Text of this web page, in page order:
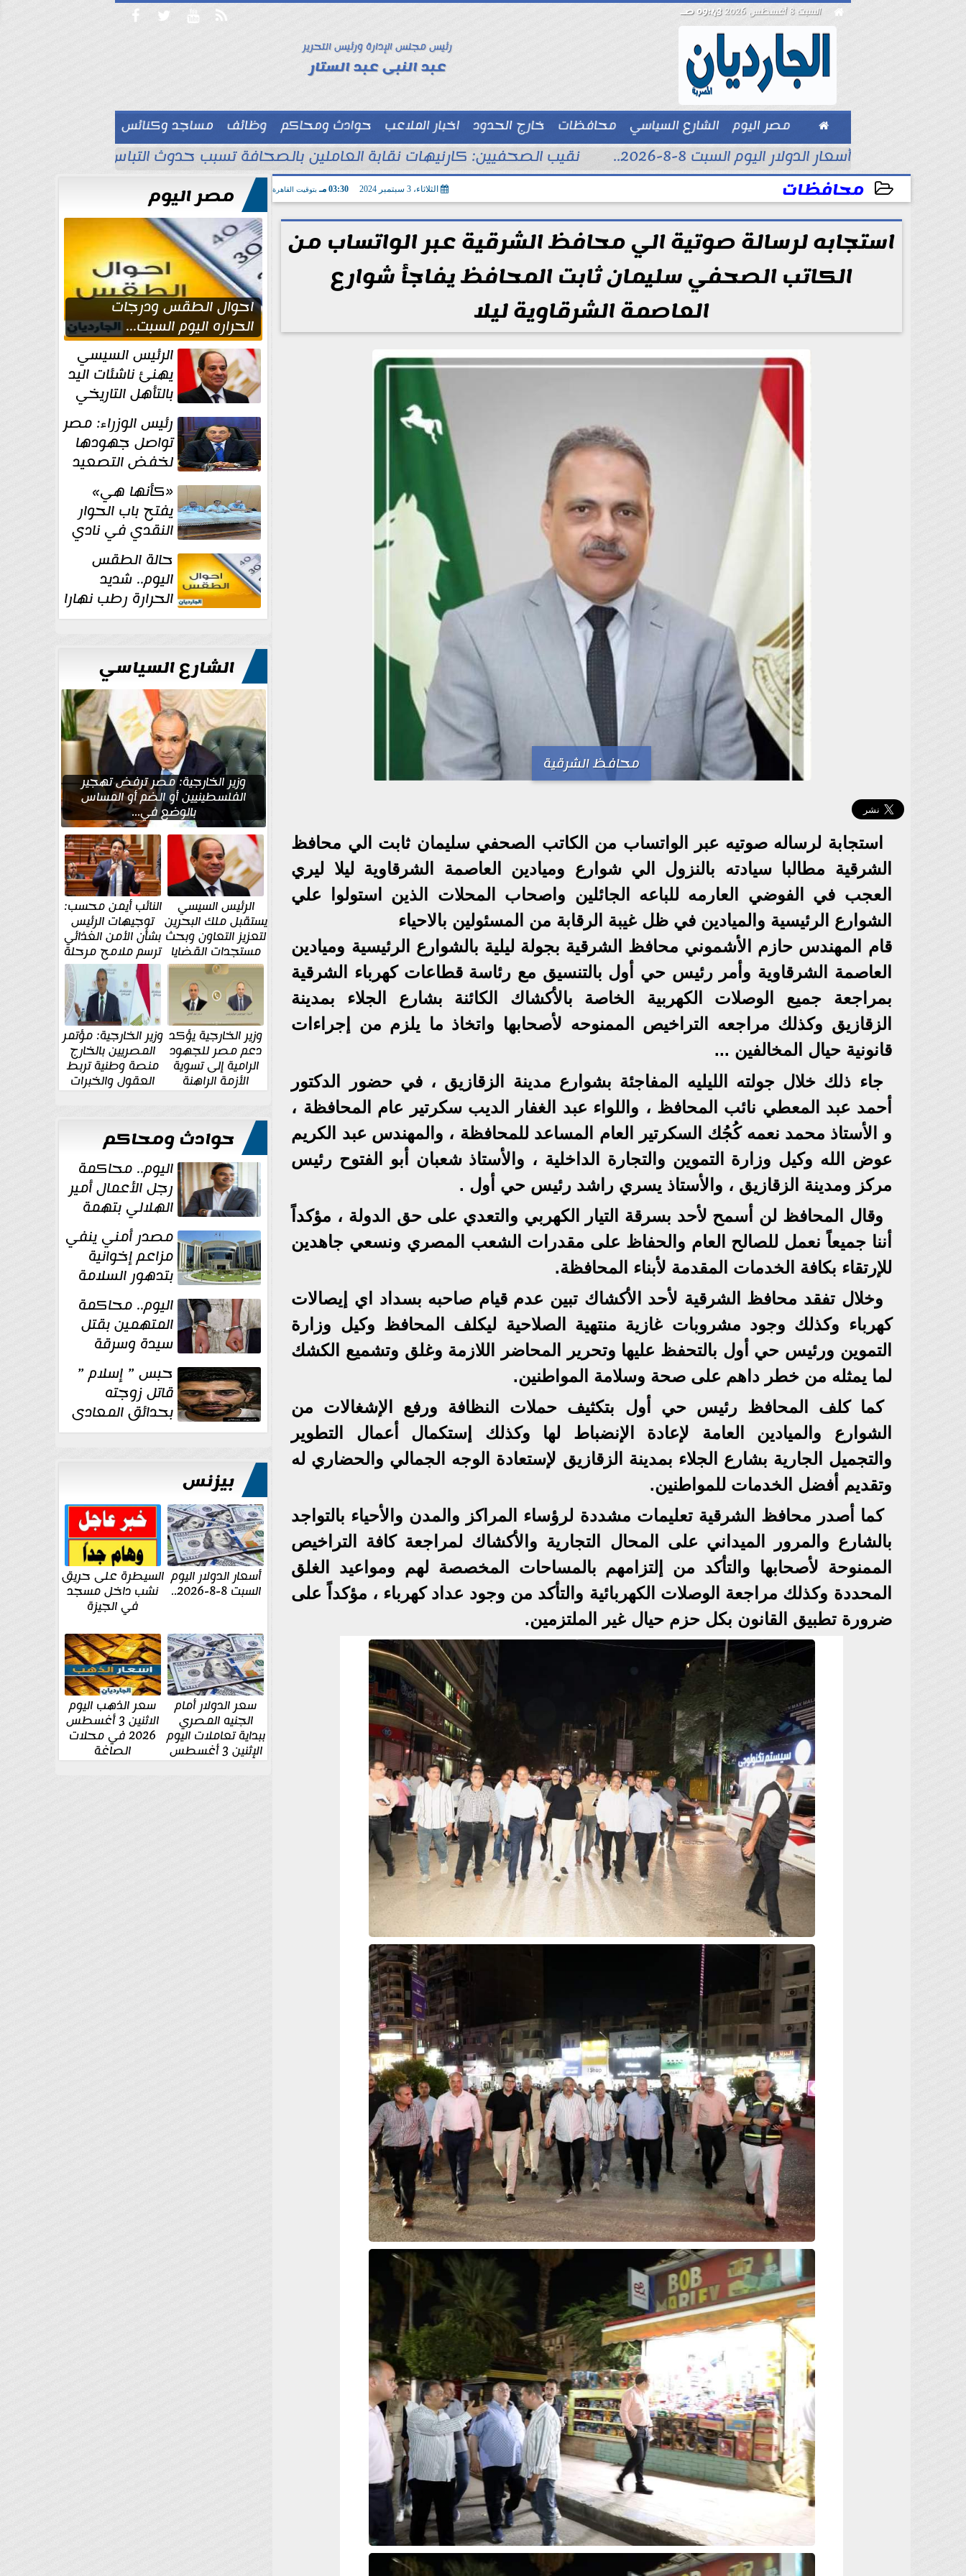
   
 السبت 8 أغسطس 2026 09:43 صـ
رئيس مجلس الإدارة ورئيس التحرير
عبد النبى عبد الستار
 مصر اليوم الشارع السياسي محافظات خارج الحدود اخبار الملاعب حوادث ومحاكم وظائف
مساجد وكنائس
بيزنس
توك شو  أسعار الدولار اليوم السبت 8-8-2026.. نقيب الصحفيين: كارنيهات نقابة العاملين بالصحافة تسبب حدوث التباس ويجب تصحيح
محافظات الثلاثاء، 3 سبتمبر 2024 03:30 مـ بتوقيت القاهرة
2024-09-03 15:30:31
استجابه لرسالة صوتية الي محافظ الشرقية عبر الواتساب من
الكاتب الصحفي سليمان ثابت المحافظ يفاجأ شوارع
العاصمة الشرقاوية ليلا
محافظ الشرقية
استجابة لرساله صوتيه عبر الواتساب من الكاتب الصحفي سليمان ثابت الي محافظ
الشرقية مطالبا سيادته بالنزول الي شوارع وميادين العاصمة الشرقاوية ليلا ليري
العجب في الفوضي العارمه للباعه الجائلين واصحاب المحلات الذين استولوا علي
الشوارع الرئيسية والميادين في ظل غيبة الرقابة من المسئولين بالاحياء
قام المهندس حازم الأشموني محافظ الشرقية بجولة ليلية بالشوارع الرئيسية وميادين
العاصمة الشرقاوية وأمر رئيس حي أول بالتنسيق مع رئاسة قطاعات كهرباء الشرقية
بمراجعة جميع الوصلات الكهربية الخاصة بالأكشاك الكائنة بشارع الجلاء بمدينة
الزقازيق وكذلك مراجعه التراخيص الممنوحه لأصحابها واتخاذ ما يلزم من إجراءات
قانونية حيال المخالفين ...
جاء ذلك خلال جولته الليليه المفاجئة بشوارع مدينة الزقازيق ، في حضور الدكتور
أحمد عبد المعطي نائب المحافظ ، واللواء عبد الغفار الديب سكرتير عام المحافظة ،
و الأستاذ محمد نعمه كُجُك السكرتير العام المساعد للمحافظة ، والمهندس عبد الكريم
عوض الله وكيل وزارة التموين والتجارة الداخلية ، والأستاذ شعبان أبو الفتوح رئيس
مركز ومدينة الزقازيق ، والأستاذ يسري راشد رئيس حي أول .
وقال المحافظ لن أسمح لأحد بسرقة التيار الكهربي والتعدي على حق الدولة ، مؤكداً
أننا جميعاً نعمل للصالح العام والحفاظ على مقدرات الشعب المصري ونسعي جاهدين
للإرتقاء بكافة الخدمات المقدمة لأبناء المحافظة.
وخلال تفقد محافظ الشرقية لأحد الأكشاك تبين عدم قيام صاحبه بسداد اي إيصالات
كهرباء وكذلك وجود مشروبات غازية منتهية الصلاحية ليكلف المحافظ وكيل وزارة
التموين ورئيس حي أول بالتحفظ عليها وتحرير المحاضر اللازمة وغلق وتشميع الكشك
لما يمثله من خطر داهم على صحة وسلامة المواطنين.
كما كلف المحافظ رئيس حي أول بتكثيف حملات النظافة ورفع الإشغالات من
الشوارع والميادين العامة لإعادة الإنضباط لها وكذلك إستكمال أعمال التطوير
والتجميل الجارية بشارع الجلاء بمدينة الزقازيق لإستعادة الوجه الجمالي والحضاري له
وتقديم أفضل الخدمات للمواطنين.
كما أصدر محافظ الشرقية تعليمات مشددة لرؤساء المراكز والمدن والأحياء بالتواجد
بالشارع والمرور الميداني على المحال التجارية والأكشاك لمراجعة كافة التراخيص
الممنوحة لأصحابها والتأكد من إلتزامهم بالمساحات المخصصة لهم ومواعيد الغلق
المحددة وكذلك مراجعة الوصلات الكهربائية والتأكد من وجود عداد كهرباء ، مؤكداً على
ضرورة تطبيق القانون بكل حزم حيال غير الملتزمين.
مصر اليوم
احوال الطقس ودرجات
الحراره اليوم السبت...
العظمى في القاهره 36
درجة الرئيس السيسي
يهنئ ناشئات اليد
بالتأهل التاريخي
إلى نصف نهائي
كأس العالم رئيس الوزراء: مصر
تواصل جهودها
لخفض التصعيد
والحفاظ على
الاستقرار الإقليمي«كأنها هي»
يفتح باب الحوار
النقدي في نادي
أدب مصر الجديدة
حالة الطقس
اليوم.. شديد
الحرارة رطب نهارا
مائل للحرارة رطب
الشارع السياسي
وزير الخارجية: مصر ترفض تهجير
الفلسطينيين أو الضم أو المساس
بالوضع في...
الرئيس السيسي
يستقبل ملك البحرين
لتعزيز التعاون وبحث
مستجدات القضايا
الإقليمية والدولية
النائب أيمن محسب:
توجيهات الرئيس
بشأن الأمن الغذائي
ترسم ملامح مرحلة
جديدة
وزير الخارجية يؤكد
دعم مصر للجهود
الرامية إلى تسوية
الأزمة الراهنة
وزير الخارجية: مؤتمر
المصريين بالخارج
منصة وطنية تربط
العقول والخبرات
المصرية بالدولة
حوادث ومحاكم
اليوم.. محاكمة
رجل الأعمال أمير
الهلالي بتهمة
غسل الأموال
مصدر أمني ينفي
مزاعم إخوانية
بتدهور السلامة
الإنشائية لأحد
مراكز الإصلاح والتأهيل
اليوم.. محاكمة
المتهمين بقتل
سيدة وسرقة
ذهبها في بولاق
الدكرور حبس ” إسلام ”
قاتل زوجته
بحدائق المعادى
١٥ يوم أخرى
بيزنس
أسعار الدولار اليوم
السبت 8-8-2026..
السيطرة على حريق
نشب داخل مسجد
في الجيزة
سعر الدولار أمام
الجنيه المصري
ببداية تعاملات اليوم
الإثنين 3 أغسطس
سعر الذهب اليوم
الاثنين 3 أغسطس
2026 في محلات
الصاغة